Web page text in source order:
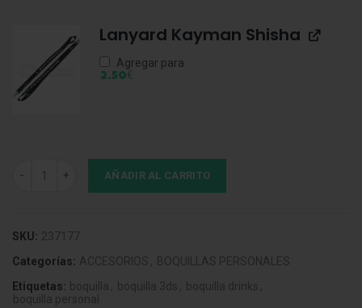
Lanyard Kayman Shisha
Agregar para
2,50€
Boquilla 3DS Drinks ShishaLitos Blue cantidad
AÑADIR AL CARRITO
SKU: 237177
Categorías: ACCESORIOS , BOQUILLAS PERSONALES
Etiquetas:
boquilla , boquilla 3ds , boquilla drinks ,
boquilla personal